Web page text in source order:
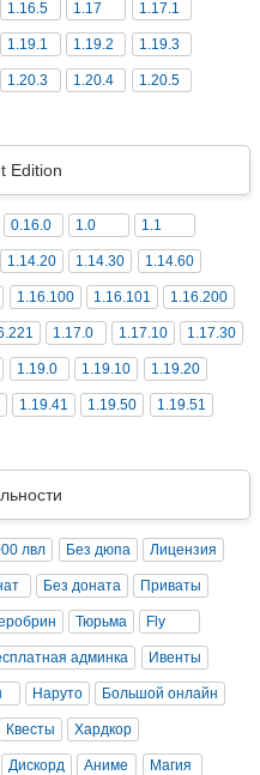
1.16.5 1.17 1.17.1
1.19.1 1.19.2 1.19.3
1.20.3 1.20.4 1.20.5
Edition
0.16.0 1.0 1.1
1.14.20 1.14.30 1.14.60
1.16.100 1.16.101 1.16.200
1.17.0 1.17.10 1.17.30
1.19.0 1.19.10 1.19.20
1.19.41 1.19.50 1.19.51
лвл Без дюпа Лицензия
Без доната Приваты
Тюрьма Fly
админка Ивенты
Наруто Большой онлайн
Квесты Хардкор
Дискорд Аниме Магия